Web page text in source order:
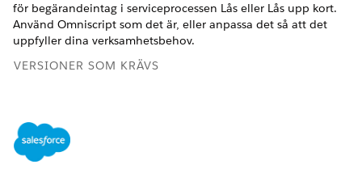
för begärandeintag i serviceprocessen Lås eller Lås upp kort.
Använd Omniscript som det är, eller anpassa det så att det
uppfyller dina verksamhetsbehov.
VERSIONER SOM KRÄVS
Tillgängliga i:
Editions där Financial Services Cloud är aktiverat